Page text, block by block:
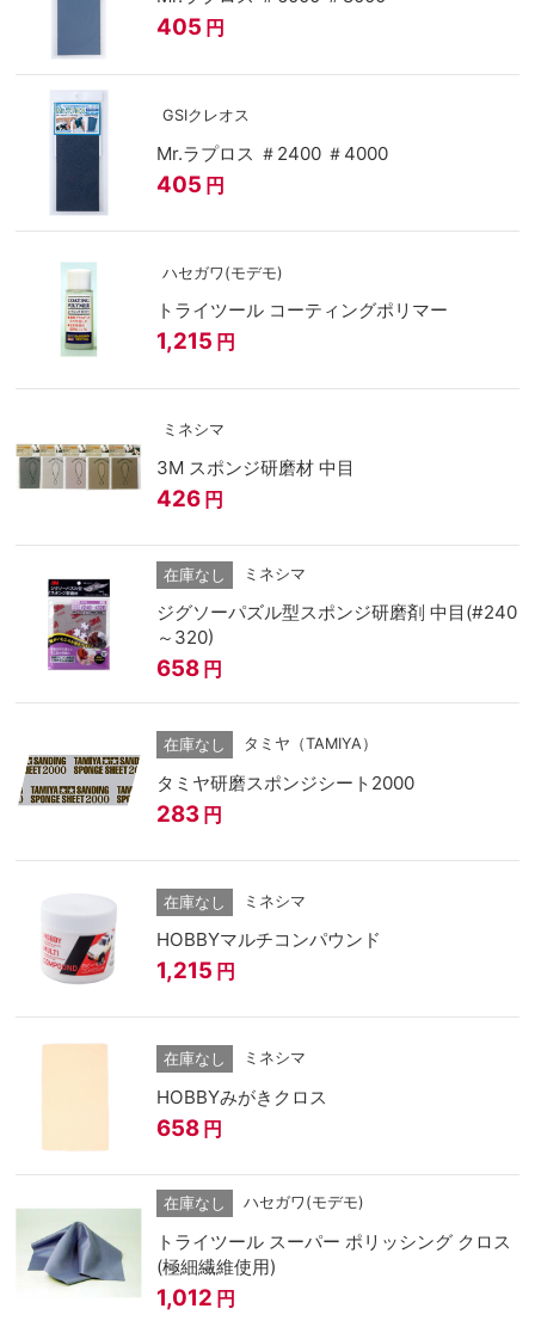
405 円
GSIクレオス
Mr.ラプロス ＃2400 ＃4000
405 円
ハセガワ(モデモ)
トライツール コーティングポリマー
1,215 円
ミネシマ
3M スポンジ研磨材 中目
426 円
在庫なし ミネシマ
ジグソーパズル型スポンジ研磨剤 中目(#240
～320)
658 円
在庫なし タミヤ（TAMIYA）
タミヤ研磨スポンジシート2000
283 円
在庫なし ミネシマ
HOBBYマルチコンパウンド
1,215 円
在庫なし ミネシマ
HOBBYみがきクロス
658 円
在庫なし ハセガワ(モデモ)
トライツール スーパー ポリッシング クロス
(極細繊維使用)
1,012 円